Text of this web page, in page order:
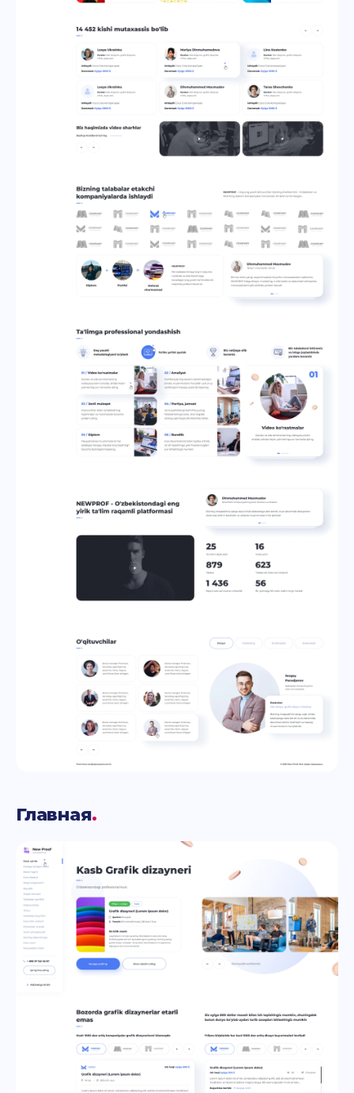
Главная.